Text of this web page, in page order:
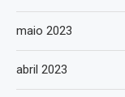
maio 2023
abril 2023